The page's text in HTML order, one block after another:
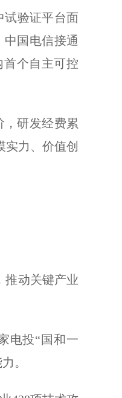
验证平台面
中国电信接通
个自主可控
研发经费累
实力、价值创
动关键产业
电投“国和一
。